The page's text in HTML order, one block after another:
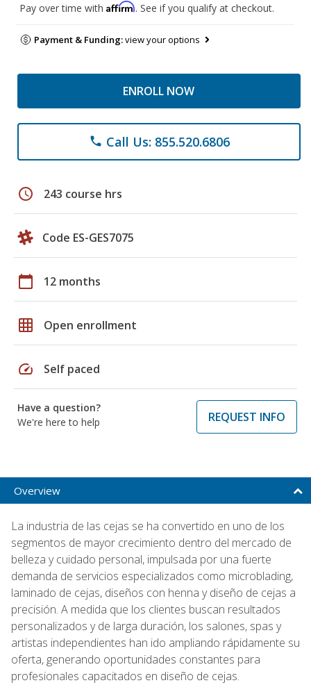
Pay over time with Affirm. See if you qualify at checkout.
Payment & Funding:view your options
ENROLL NOW
phone Call Us: 855.520.6806
schedule 243 course hrs
Code ES-GES7075
calendar_today 12 months
grid_on Open enrollment
speed Self paced
Have a question?
We're here to help
REQUEST INFO
Overview
La industria de las cejas se ha convertido en uno de los
segmentos de mayor crecimiento dentro del mercado de
belleza y cuidado personal, impulsada por una fuerte
demanda de servicios especializados como microblading,
laminado de cejas, diseños con henna y diseño de cejas a
precisión. A medida que los clientes buscan resultados
personalizados y de larga duración, los salones, spas y
artistas independientes han ido ampliando rápidamente su
oferta, generando oportunidades constantes para
profesionales capacitados en diseño de cejas.